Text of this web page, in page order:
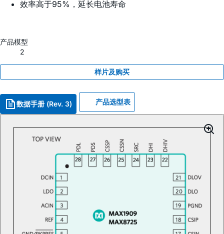
效率高于95%，延长电池寿命
产品模型
2
样片及购买
数据手册 (Rev. 3) 产品选型表